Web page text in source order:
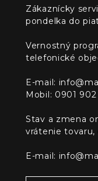
Zákaznícky
pondelka do
Vernostný
telefonické
E-mail:
Mobil: 0901 902
Stav a zmena
vrátenie
E-mail: